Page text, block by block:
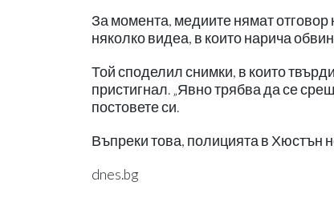
За момента, медиите нямат отговор
няколко видеа, в които нарича
Той споделил снимки, в които
пристигнал. „Явно трябва да се
постовете си.
Въпреки това, полицията в Хюстън
dnes.bg